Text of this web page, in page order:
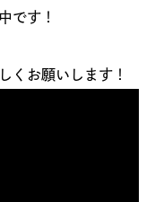
です！
くお願いします！